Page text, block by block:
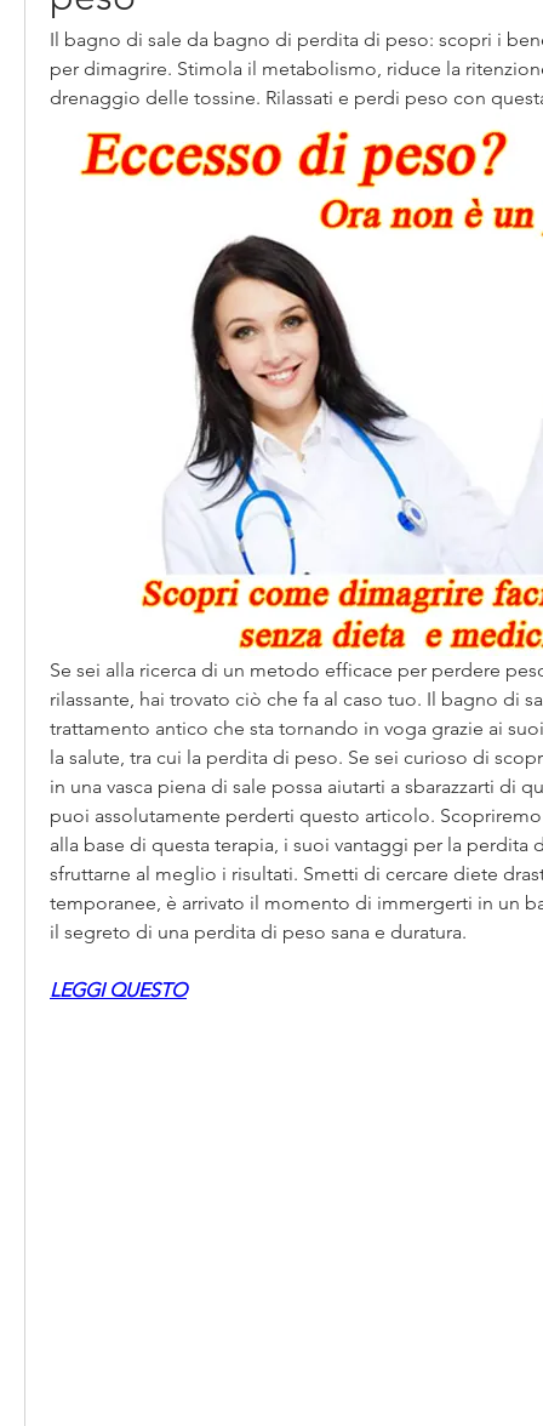
Il bagno di sale da bagno di perdita di peso: scopri i
per dimagrire. Stimola il metabolismo, riduce la
drenaggio delle tossine. Rilassati e perdi peso con
Se sei alla ricerca di un metodo efficace per perdere
rilassante, hai trovato ciò che fa al caso tuo. Il bagno di
trattamento antico che sta tornando in voga grazie ai
la salute, tra cui la perdita di peso. Se sei curioso di
in una vasca piena di sale possa aiutarti a sbarazzarti di
puoi assolutamente perderti questo articolo.
alla base di questa terapia, i suoi vantaggi per la perdita
sfruttarne al meglio i risultati. Smetti di cercare diete
temporanee, è arrivato il momento di immergerti in un
il segreto di una perdita di peso sana e duratura.
LEGGI QUESTO